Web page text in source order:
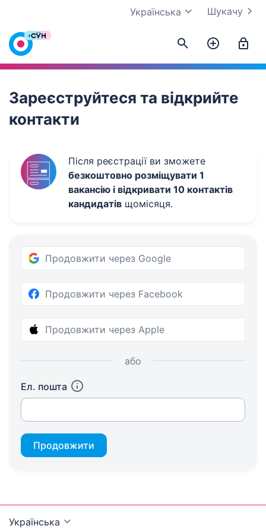
Шукачу
Українська
Work.ua
Зареєструйтеся та відкрийте
контакти
Після реєстрації ви зможете
безкоштовно розміщувати 1
вакансію і відкривати 10 контактів
кандидатів щомісяця.
Продовжити через Google
Продовжити через Facebook
Продовжити через Apple
або
Ел. пошта
Продовжити
Українська